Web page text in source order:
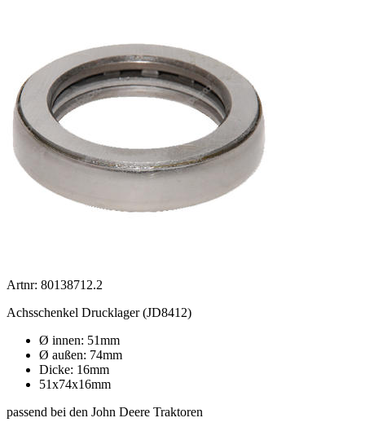
Artnr: 80138712.2
Achsschenkel Drucklager (JD8412)
Ø innen: 51mm
Ø außen: 74mm
Dicke: 16mm
51x74x16mm
passend bei den John Deere Traktoren